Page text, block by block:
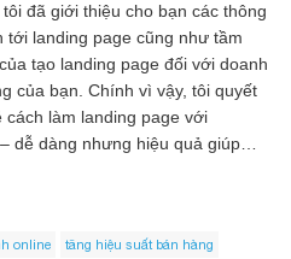
đã giới thiệu cho bạn các thông
tới landing page cũng như tầm
tạo landing page đối với doanh
của bạn. Chính vì vậy, tôi quyết
cách làm landing page với
dễ dàng nhưng hiệu quả giúp…
online tăng hiệu suất bán hàng